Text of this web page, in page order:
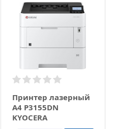
Принтер лазерный
A4 P3155DN
KYOCERA